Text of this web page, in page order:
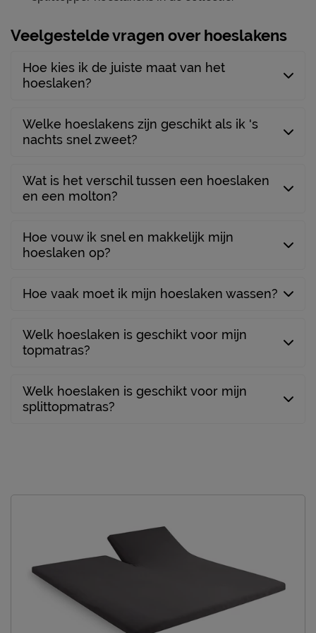
Veelgestelde vragen over hoeslakens
Hoe kies ik de juiste maat van het
hoeslaken?
Welke hoeslakens zijn geschikt als ik 's
nachts snel zweet?
Wat is het verschil tussen een hoeslaken
en een molton?
Hoe vouw ik snel en makkelijk mijn
hoeslaken op?
Hoe vaak moet ik mijn hoeslaken wassen?
Welk hoeslaken is geschikt voor mijn
topmatras?
Welk hoeslaken is geschikt voor mijn
splittopmatras?